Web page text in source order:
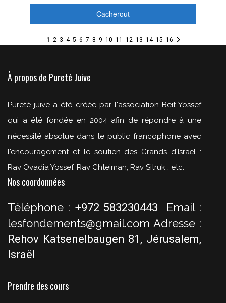
Cacherout
1 2 3 4 5 6 7 8 9 10 11 12 13 14 15 16
À propos de Pureté Juive
Pureté juive a été créée par l'association Beit Yossef
qui a été fondée en 2004 afin de répondre à une
nécessité absolue dans le public francophone avec
l'encouragement et le soutien des Grands d'Israël :
Rav Ovadia Yossef, Rav Chteiman, Rav Sitruk , etc.
Nos coordonnées
Téléphone : +972 583230443 Email :
lesfondements@gmail.com Adresse :
Rehov Katsenelbaugen 81, Jérusalem,
Israël
Prendre des cours